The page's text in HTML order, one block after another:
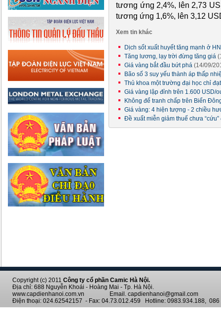
tương ứng 2,4%, lên 2,73
tương ứng 1,6%, lên 3,12
Xem tin khác
Dịch sốt xuất huyết tăng mạnh ở
Tăng lương, lạy trời đừng tăng giá
Giá vàng bắt đầu bứt phá (14/09/
Bão số 3 suy yếu thành áp thấp
Thủ khoa một trường đại học chỉ
Giá vàng lập đỉnh trên 1.600 USD/
Không để tranh chấp trên Biển
Giá vàng: 4 hiện tượng - 2 chiều
Đề xuất miễn giảm thuế chưa
Copyright (c) 2011 Công ty cổ phần Camic Hà Nội.
Địa chỉ: 688 Nguyễn Khoái - Hoàng Mai - Tp. Hà Nội.
www.capdienhanoi.com.vn Email. capdienhanoi@gmail.com
Điện thoại: 024.62542157 - Fax: 04.73.012.459 Hotline: 0983.934.188, 086